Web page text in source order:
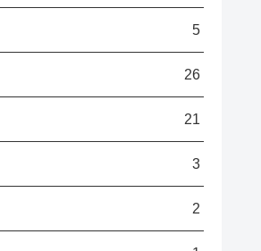
5
26
21
3
2